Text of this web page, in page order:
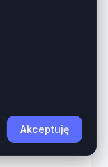
Akceptuję